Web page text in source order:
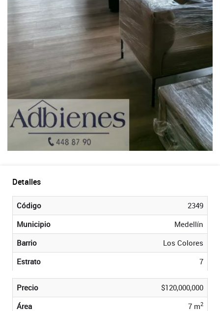
Detalles
Código
2349
Municipio
Medellín
Barrio
Los Colores
Estrato
7
Precio
$120,000,000
Área
7 m2